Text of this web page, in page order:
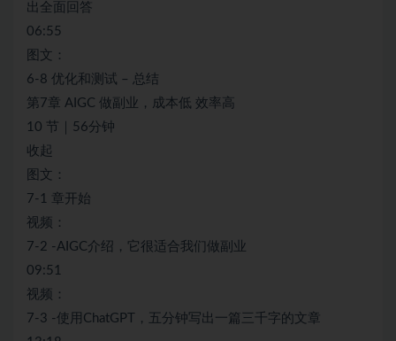
出全面回答
06:55
图文：
6-8 优化和测试 – 总结
第7章 AIGC 做副业，成本低 效率高
10 节｜56分钟
收起
图文：
7-1 章开始
视频：
7-2 -AIGC介绍，它很适合我们做副业
09:51
视频：
7-3 -使用ChatGPT，五分钟写出一篇三千字的文章